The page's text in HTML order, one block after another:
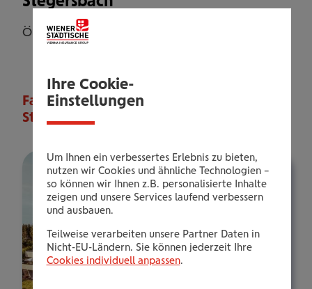
Österreich, Burgenland, Stegersbach
Falkensteiner Balance Resort
Stegersbach *****
Ihre Cookie-
Einstellungen
Um Ihnen ein verbessertes Erlebnis zu bieten,
nutzen wir Cookies und ähnliche Technologien –
so können wir Ihnen z.B. personalisierte Inhalte
zeigen und unsere Services laufend verbessern
und ausbauen.
Teilweise verarbeiten unsere Partner Daten in
Nicht-EU-Ländern. Sie können jederzeit Ihre
Cookies individuell anpassen.